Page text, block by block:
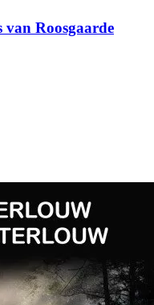
van Roosgaarde